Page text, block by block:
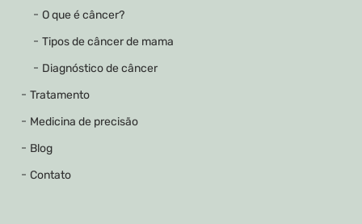
O que é câncer?
Tipos de câncer de mama
Diagnóstico de câncer
Tratamento
Medicina de precisão
Blog
Contato